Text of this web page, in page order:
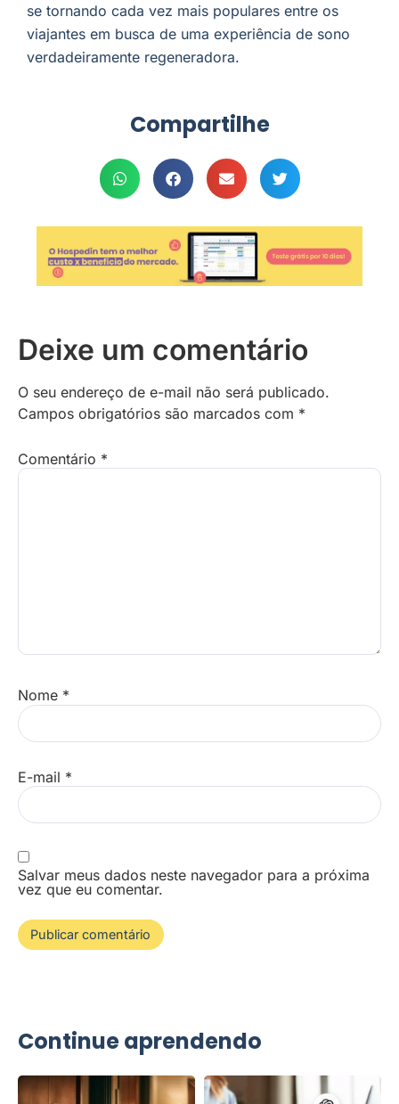
se tornando cada vez mais populares entre os
viajantes em busca de uma experiência de sono
verdadeiramente regeneradora.
Compartilhe
Deixe um comentário
O seu endereço de e-mail não será publicado.
Campos obrigatórios são marcados com *
Comentário *
Nome *
E-mail *
Salvar meus dados neste navegador para a próxima
vez que eu comentar.
Continue aprendendo